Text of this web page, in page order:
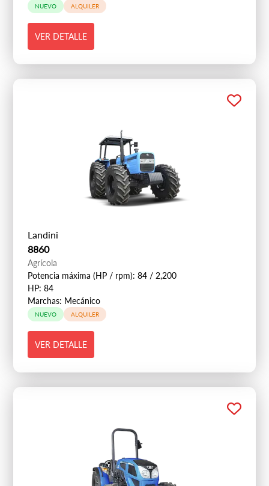
NUEVO ALQUILER
VER DETALLE
Landini
8860
Agrícola
Potencia máxima (HP / rpm): 84 / 2,200
HP: 84
Marchas: Mecánico
NUEVO ALQUILER
VER DETALLE